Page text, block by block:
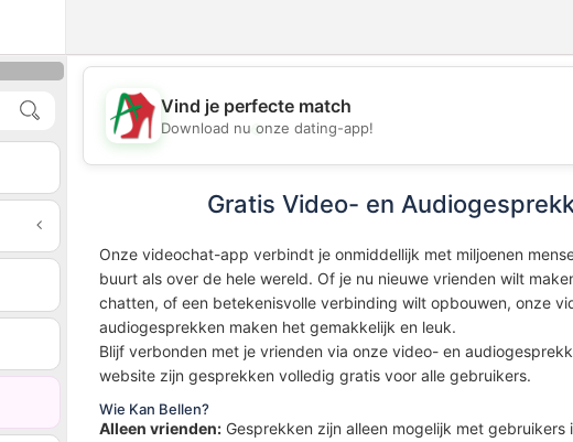
💖
Vind je perfecte match
Download nu onze dating-app!
Gratis Video- en
Onze videochat-app verbindt je onmiddellijk met miljoenen
buurt als over de hele wereld. Of je nu nieuwe vrienden wilt
chatten, of een betekenisvolle verbinding wilt opbouwen, onze
audiogesprekken maken het gemakkelijk en leuk.
Blijf verbonden met je vrienden via onze video- en
website zijn gesprekken volledig gratis voor alle gebruikers.
Wie Kan Bellen?
Alleen vrienden: Gesprekken zijn alleen mogelijk met gebruikers